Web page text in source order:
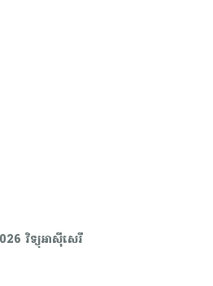
វិទ្យុអាស៊ីសេរី